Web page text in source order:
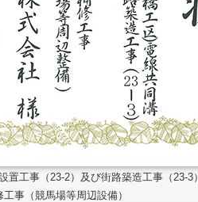
工事（23-2）及び街路築造工事（23-3）
事（競馬場等周辺設備）